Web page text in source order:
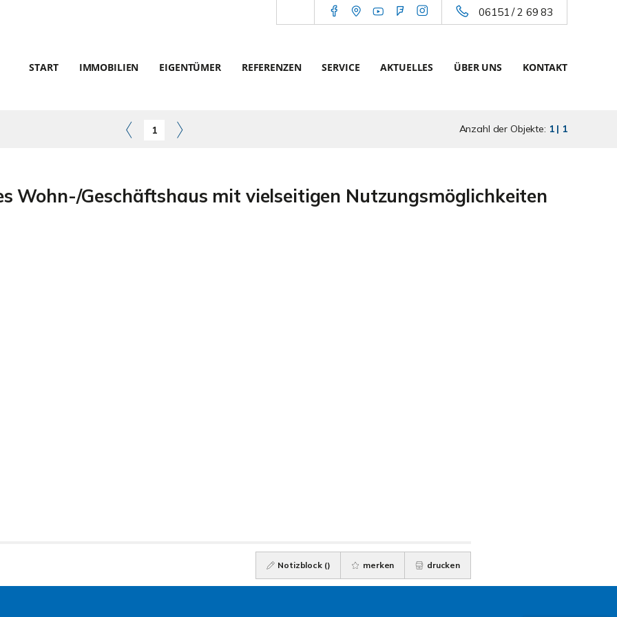
06151 / 2 69 83
START IMMOBILIEN EIGENTÜMER REFERENZEN SERVICE AKTUELLES ÜBER UNS KONTAKT
1 Anzahl der Objekte: 1 | 1
Wohn-/Geschäftshaus mit vielseitigen Nutzungsmöglichkeiten
Notizblock () merken drucken